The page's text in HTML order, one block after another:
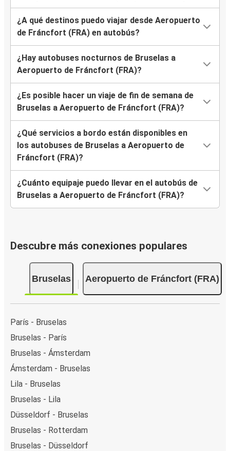
¿A qué destinos puedo viajar desde Aeropuerto
de Fráncfort (FRA) en autobús?
¿Hay autobuses nocturnos de Bruselas a
Aeropuerto de Fráncfort (FRA)?
¿Es posible hacer un viaje de fin de semana de
Bruselas a Aeropuerto de Fráncfort (FRA)?
¿Qué servicios a bordo están disponibles en
los autobuses de Bruselas a Aeropuerto de
Fráncfort (FRA)?
¿Cuánto equipaje puedo llevar en el autobús de
Bruselas a Aeropuerto de Fráncfort (FRA)?
Descubre más conexiones populares
Bruselas Aeropuerto de Fráncfort (FRA)
París - Bruselas
Bruselas - París
Bruselas - Ámsterdam
Ámsterdam - Bruselas
Lila - Bruselas
Bruselas - Lila
Düsseldorf - Bruselas
Bruselas - Rotterdam
Bruselas - Düsseldorf